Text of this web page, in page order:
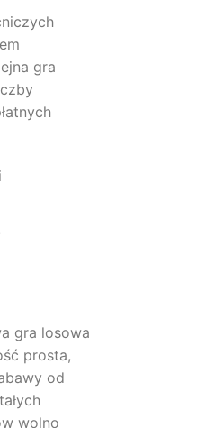
gra
gra losowa
prosta,
od
wolno